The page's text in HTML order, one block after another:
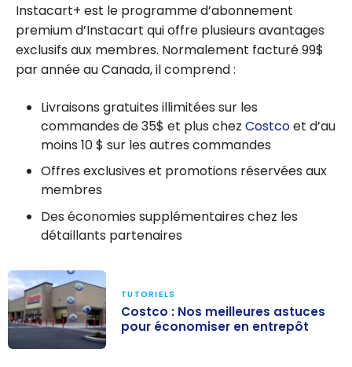
Instacart+ est le programme d’abonnement
premium d’Instacart qui offre plusieurs avantages
exclusifs aux membres. Normalement facturé 99$
par année au Canada, il comprend :
Livraisons gratuites illimitées sur les
commandes de 35$ et plus chez Costcoet d’au
moins 10 $ sur les autres commandes
Offres exclusives et promotions réservées aux
membres
Des économies supplémentaires chez les
détaillants partenaires
TUTORIELS
Costco : Nos meilleures astuces
pour économiser en entrepôt